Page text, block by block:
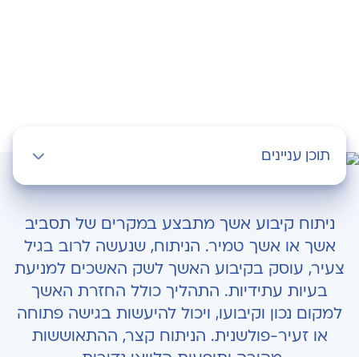
תוכן עניינים
מתי הרופא יפנה לניתוח מיידי?
מה חשוב לדעת על הניתוח?
איך מתכוננים לניתוח?
כיצד מתבצע ניתוח לקיבוע אשך?
ניתוח קיבוע אשך מתבצע במקרים של תסביב
אשך או אשך טמיר. הניתוח, שנעשה לרוב בגיל
צעיר, עוסק בקיבוע האשך לשק האשכים למניעת
בעיות עתידיות. התהליך כולל החזרת האשך
למקום נכון וקיבועו, ויכול להיעשות בגישה פתוחה
או זעיר-פולשנית. הניתוח קצר, ההתאוששות